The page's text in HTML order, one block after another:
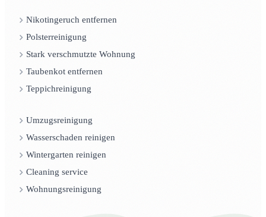
Nikotingeruch entfernen
Polsterreinigung
Stark verschmutzte Wohnung
Taubenkot entfernen
Teppichreinigung
Umzugsreinigung
Wasserschaden reinigen
Wintergarten reinigen
Cleaning service
Wohnungsreinigung